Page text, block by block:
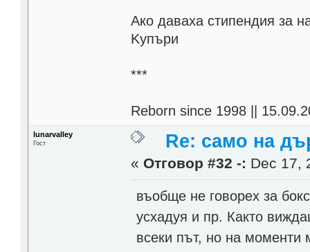
Aко даваха стипендия за
Kупъри
***
Reborn since 1998 ||
lunarvalley
Гост Re: само на
« Отговор #32 -: Dec 17,
въобще не говорех за
усхадуя и пр. Както
всеки път, но на моменти